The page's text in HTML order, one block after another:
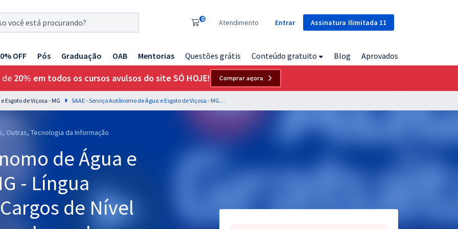
Assinatura Ilimitada 11
0 Atendimento Entrar
OFF Pós Graduação OAB Mentorias Questões grátis Conteúdo gratuito Blog Aprovados
de 20% em todos os cursos avulsos do site SÓ HOJE! Comprar agora
Esgoto de Viçosa - MG SAAE - Serviço Autônomo de Água e Esgoto de Viçosa - MG - Língua Portuguesa para os Cargos de Nível Médio com o Professor Lucas Lemos
Outras, Tecnologia da Informação
de Água e
- Língua
de Nível